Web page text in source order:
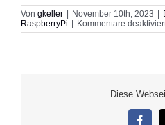
Von gkeller November 10th, 2023
RaspberryPi
Kommentare
Diese